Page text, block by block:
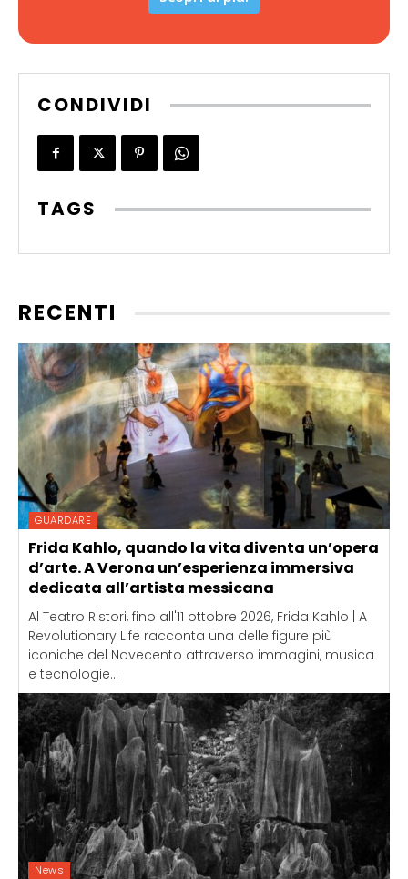
CONDIVIDI
TAGS
RECENTI
GUARDARE
Frida Kahlo, quando la vita diventa un’opera
d’arte. A Verona un’esperienza immersiva
dedicata all’artista messicana
Al Teatro Ristori, fino all'11 ottobre 2026, Frida Kahlo | A
Revolutionary Life racconta una delle figure più
iconiche del Novecento attraverso immagini, musica
e tecnologie...
News